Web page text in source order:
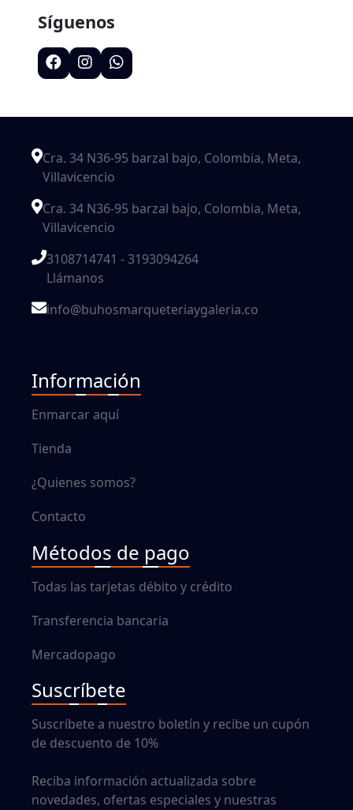
Síguenos
Cra. 34 N36-95 barzal bajo, Colombia, Meta,
Villavicencio
Cra. 34 N36-95 barzal bajo, Colombia, Meta,
Villavicencio
3108714741 - 3193094264
Llámanos
info@buhosmarqueteriaygaleria.co
Información
Enmarcar aquí
Tienda
¿Quienes somos?
Contacto
Métodos de pago
Todas las tarjetas débito y crédito
Transferencia bancaria
Mercadopago
Suscríbete
Suscríbete a nuestro boletín y recibe un cupón
de descuento de 10%
Reciba información actualizada sobre
novedades, ofertas especiales y nuestras